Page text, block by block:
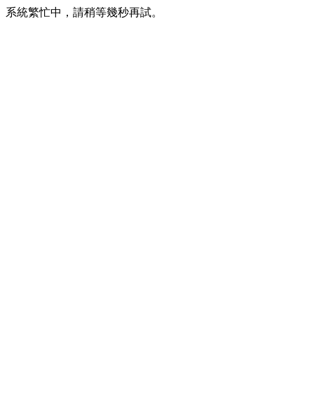
系統繁忙中，請稍等幾秒再試。